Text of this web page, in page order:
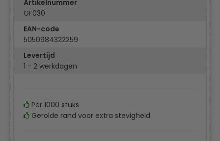
Artikelnummer
GF030
EAN-code
5050984322259
Levertijd
1 - 2 werkdagen
Per 1000 stuks
Gerolde rand voor extra stevigheid